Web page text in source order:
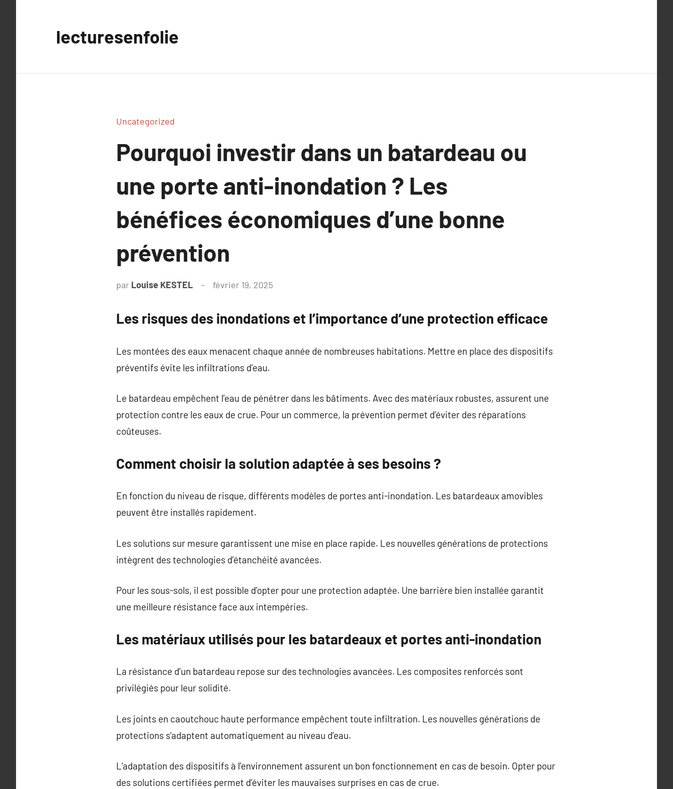
lecturesenfolie
Uncategorized
Pourquoi investir dans un batardeau ou
une porte anti-inondation ? Les
bénéfices économiques d’une bonne
prévention
par Louise KESTEL février 19, 2025
Les risques des inondations et l’importance d’une protection efficace
Les montées des eaux menacent chaque année de nombreuses habitations. Mettre en place des dispositifs
préventifs évite les infiltrations d’eau.
Le batardeau empêchent l’eau de pénétrer dans les bâtiments. Avec des matériaux robustes, assurent une
protection contre les eaux de crue. Pour un commerce, la prévention permet d’éviter des réparations
coûteuses.
Comment choisir la solution adaptée à ses besoins ?
En fonction du niveau de risque, différents modèles de portes anti-inondation. Les batardeaux amovibles
peuvent être installés rapidement.
Les solutions sur mesure garantissent une mise en place rapide. Les nouvelles générations de protections
intègrent des technologies d’étanchéité avancées.
Pour les sous-sols, il est possible d’opter pour une protection adaptée. Une barrière bien installée garantit
une meilleure résistance face aux intempéries.
Les matériaux utilisés pour les batardeaux et portes anti-inondation
La résistance d’un batardeau repose sur des technologies avancées. Les composites renforcés sont
privilégiés pour leur solidité.
Les joints en caoutchouc haute performance empêchent toute infiltration. Les nouvelles générations de
protections s’adaptent automatiquement au niveau d’eau.
L’adaptation des dispositifs à l’environnement assurent un bon fonctionnement en cas de besoin. Opter pour
des solutions certifiées permet d’éviter les mauvaises surprises en cas de crue.